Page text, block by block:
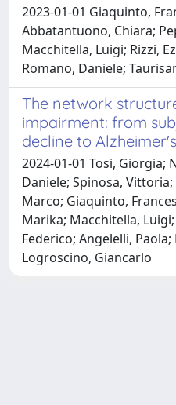
2023-01-01 Giaquinto,
Abbatantuono, Chiara;
Macchitella, Luigi; Rizzi,
Romano, Daniele;
The network
impairment: from
decline to
2024-01-01 Tosi, Giorgia;
Daniele; Spinosa,
Marco; Giaquinto,
Marika; Macchitella,
Federico; Angelelli,
Logroscino, Giancarlo